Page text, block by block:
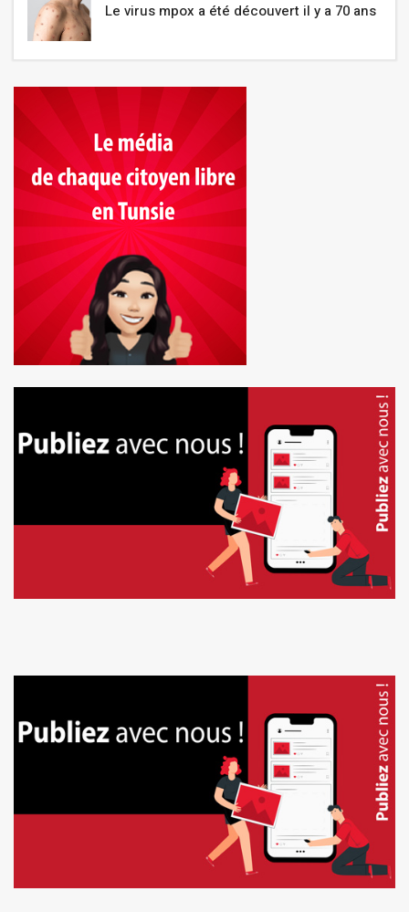
Le virus mpox a été découvert il y a 70 ans